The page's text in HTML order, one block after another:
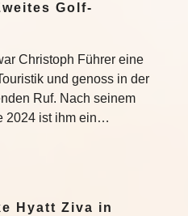
Golf-
Christoph Führer eine
und genoss in der
Ruf. Nach seinem
2024 ist ihm ein…
Hyatt Ziva in